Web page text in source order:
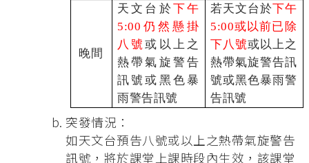
晚間
天文台於下午
5:00仍然懸掛
八號或以上之
熱帶氣旋警告
訊號或黑色暴
雨警告訊號
若天文台於下午
5:00或以前已除
下八號或以上之
熱帶氣旋警告訊
號或黑色暴雨警
告訊號
突發情況：
如天文台預告八號或以上之熱帶氣旋警告
訊號，將於課堂上課時段內生效，該課堂